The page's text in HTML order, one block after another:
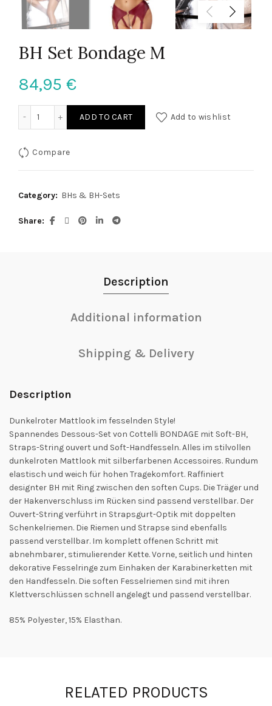
BH Set Bondage M
84,95 €
ADD TO CART Add to wishlist
Compare
Category: BHs & BH-Sets
Share
Description
Additional information
Shipping & Delivery
Description
Dunkelroter Mattlook im fesselnden Style!
Spannendes Dessous-Set von Cottelli BONDAGE mit Soft-BH,
Straps-String ouvert und Soft-Handfesseln. Alles im stilvollen
dunkelroten Mattlook mit silberfarbenen Accessoires. Rundum
elastisch und weich für hohen Tragekomfort. Raffiniert
designter BH mit Ring zwischen den soften Cups. Die Träger und
der Hakenverschluss im Rücken sind passend verstellbar. Der
Ouvert-String verführt in Strapsgurt-Optik mit doppelten
Schenkelriemen. Die Riemen und Strapse sind ebenfalls
passend verstellbar. Im komplett offenen Schritt mit
abnehmbarer, stimulierender Kette. Vorne, seitlich und hinten
dekorative Fesselringe zum Einhaken der Karabinerketten mit
den Handfesseln. Die soften Fesselriemen sind mit ihren
Klettverschlüssen schnell angelegt und passend verstellbar.
85% Polyester, 15% Elasthan.
RELATED PRODUCTS